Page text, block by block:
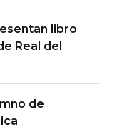
libro
Real del
de